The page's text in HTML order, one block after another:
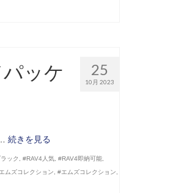
25
10月 2023
ッケ
…続きを見る
ック ,#RAV4人気 ,#RAV4即納可能
ムズコレクション ,#エムズコレクション